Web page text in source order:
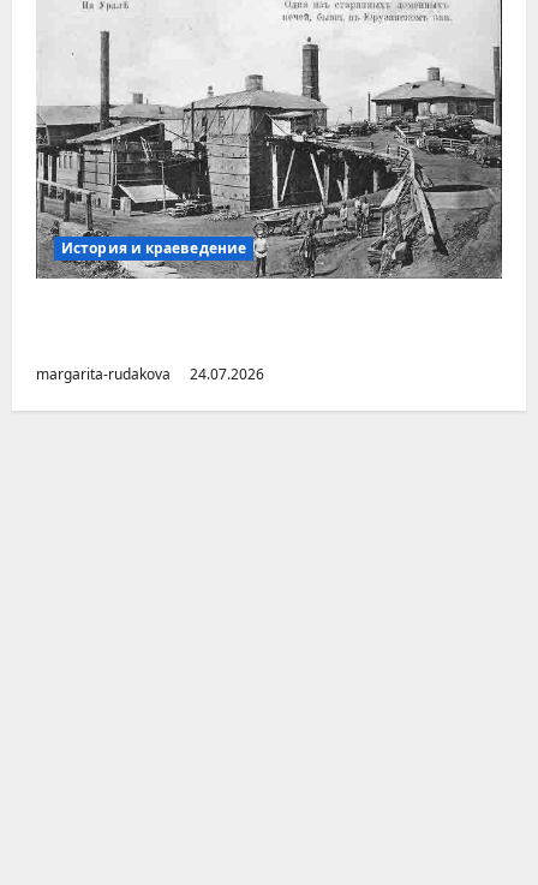
История и краеведение
margarita-rudakova 24.07.2026